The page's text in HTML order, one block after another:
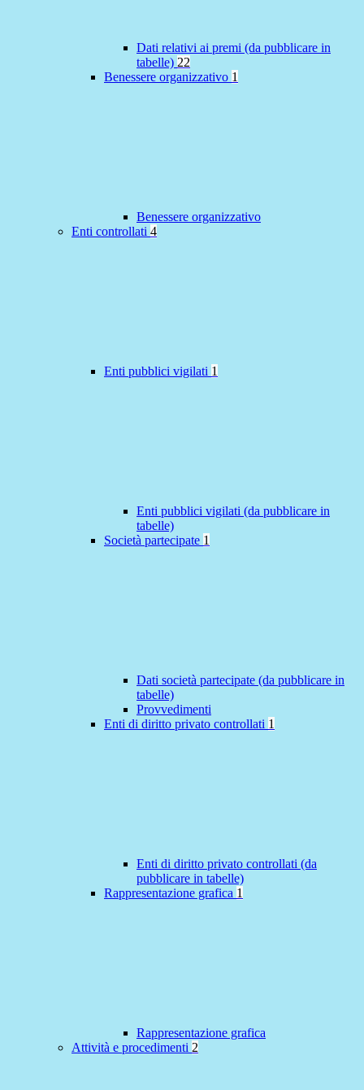
Dati relativi ai premi (da pubblicare in
tabelle) 22
Benessere organizzativo 1
Benessere organizzativo
Enti controllati 4
Enti pubblici vigilati 1
Enti pubblici vigilati (da pubblicare in
tabelle)
Società partecipate 1
Dati società partecipate (da pubblicare in
tabelle)
Provvedimenti
Enti di diritto privato controllati 1
Enti di diritto privato controllati (da
pubblicare in tabelle)
Rappresentazione grafica 1
Rappresentazione grafica
Attività e procedimenti 2